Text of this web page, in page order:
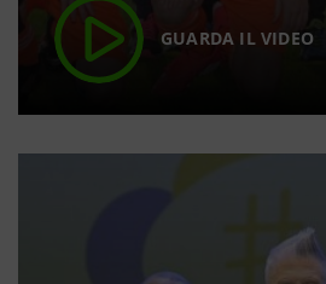
GUARDA IL VIDEO